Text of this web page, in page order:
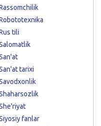
tili
tarixi
fanlar